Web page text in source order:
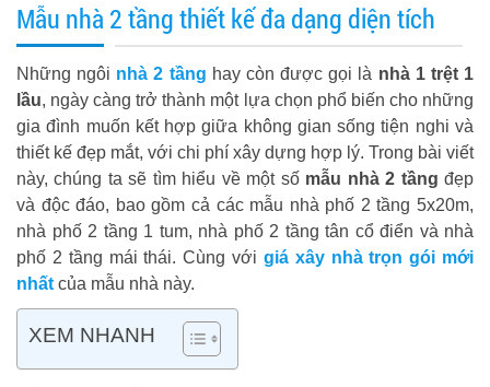
Mẫu nhà 2 tầng thiết kế đa dạng diện tích
Những ngôi nhà 2 tầng hay còn được gọi là nhà 1 trệt 1
lầu, ngày càng trở thành một lựa chọn phổ biến cho những
gia đình muốn kết hợp giữa không gian sống tiện nghi và
thiết kế đẹp mắt, với chi phí xây dựng hợp lý. Trong bài viết
này, chúng ta sẽ tìm hiểu về một số mẫu nhà 2 tầng đẹp
và độc đáo, bao gồm cả các mẫu nhà phố 2 tầng 5x20m,
nhà phố 2 tầng 1 tum, nhà phố 2 tầng tân cổ điển và nhà
phố 2 tầng mái thái. Cùng với giá xây nhà trọn gói mới
nhất của mẫu nhà này.
XEM NHANH